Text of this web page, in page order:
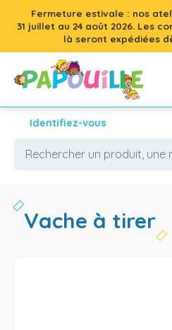
Fermeture estivale : nos
31 juillet au 24 août 2026. Les
là seront expédiées
Identifiez-vous
vache à tirer